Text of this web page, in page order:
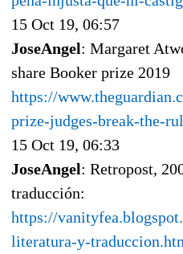
15 Oct 19, 06:57
JoseAngel: Margaret
share Booker prize 2019
https://
prize-judges-break-the-
15 Oct 19, 06:33
JoseAngel: Retropost,
traducción:
https://
literatura-y-